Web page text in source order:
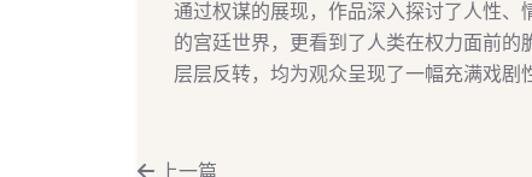
通过权谋的展现，作品深入探讨了人性
的宫廷世界，更看到了人类在权力面前
层层反转，均为观众呈现了一幅充满戏剧
上一篇